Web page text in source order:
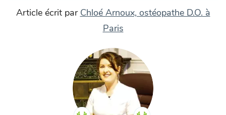
Article écrit par Chloé Arnoux, ostéopathe D.O. à
Paris